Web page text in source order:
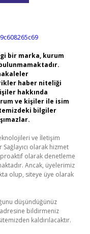
bir marka, kurum
haber niteliği
hakkında
ve kişiler ile isim
bilgiler
ve İletişim
olarak hizmet
olarak denetleme
Ancak, üyelerimiz
olup, siteye üye olarak
düşündüğünüz
adresine bildirmeniz
kaldırılacaktır.